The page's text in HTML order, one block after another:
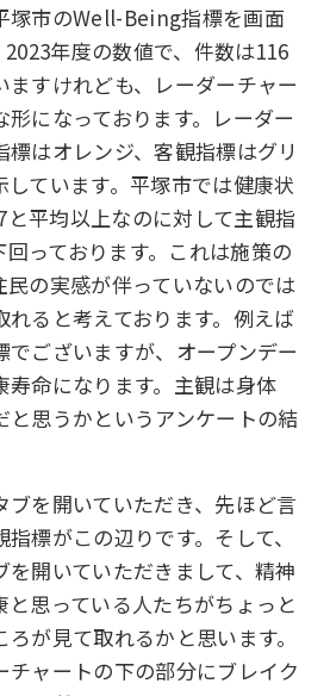
塚市のWell-Being指標を画面
年度の数値で、件数は116
すけれども、レーダーチャー
形になっております。レーダー
はオレンジ、客観指標はグリ
ています。平塚市では健康状
平均以上なのに対して主観指
っております。これは施策の
民の実感が伴っていないのでは
れると考えております。例えば
ございますが、オープンデー
寿命になります。主観は身体
と思うかというアンケートの結
ブを開いていただき、先ほど言
標がこの辺りです。そして、
開いていただきまして、精神
思っている人たちがちょっと
が見て取れるかと思います。
チャートの下の部分にブレイク